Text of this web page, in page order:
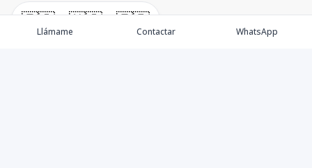
🇪🇸 🇺🇸 🇫🇷
Llámame Contactar WhatsApp